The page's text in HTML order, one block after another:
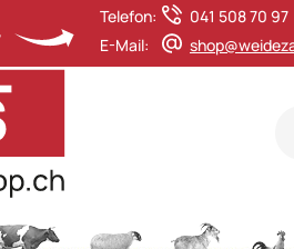
Telefon:
041 508 70 97
E-Mail: